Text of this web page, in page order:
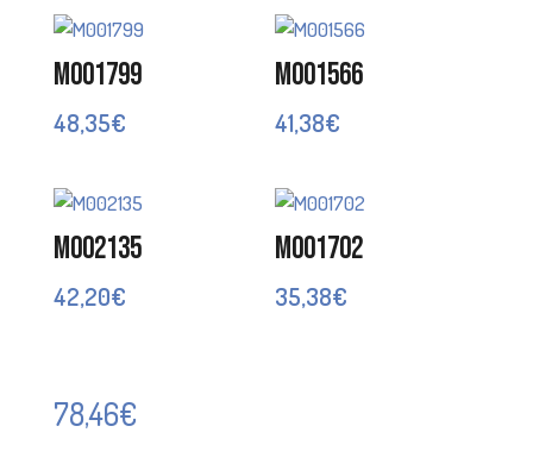
M001799
48,35€
M001566
41,38€
M002135
42,20€
M001702
35,38€
78,46€